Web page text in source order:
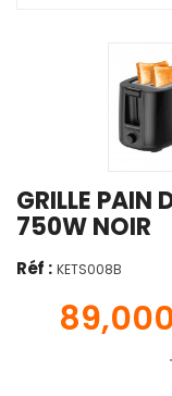
GRILLE PAIN
750W NOIR
Réf : KETS008B